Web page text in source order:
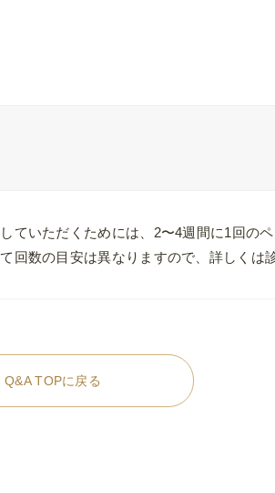
ていただくためには、2〜4週間に1回の
回数の目安は異なりますので、詳しくは
Q&A TOPに戻る